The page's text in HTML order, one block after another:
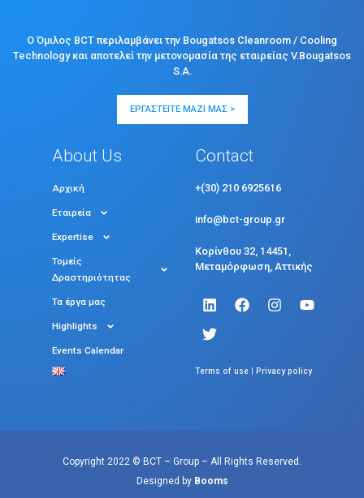
Ο Όμιλος BCT περιλαμβάνει την Bougatsos Cleanroom / Cooling
Technology και αποτελεί την μετονομασία της εταιρείας V.Bougatsos
S.A.
ΕΡΓΑΣΤΕΊΤΕ ΜΑΖΊ ΜΑΣ >
About Us
Αρχική
Εταιρεία
Expertise
Τομείς
Δραστηριότητας
Τα έργα μας
Highlights
Events Calendar
Contact
+(30) 210 6925616
info@bct-group.gr
Κορίνθου 32, 14451,
Μεταμόρφωση, Αττικής
Terms of use Privacy policy
Copyright 2022 © BCT – Group – All Rights Reserved.
Designed by Booms